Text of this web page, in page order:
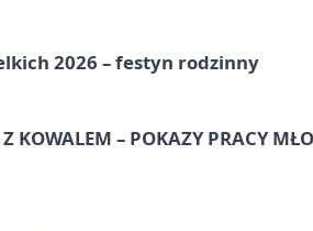
2026 – festyn rodzinny
KOWALEM – POKAZY PRACY